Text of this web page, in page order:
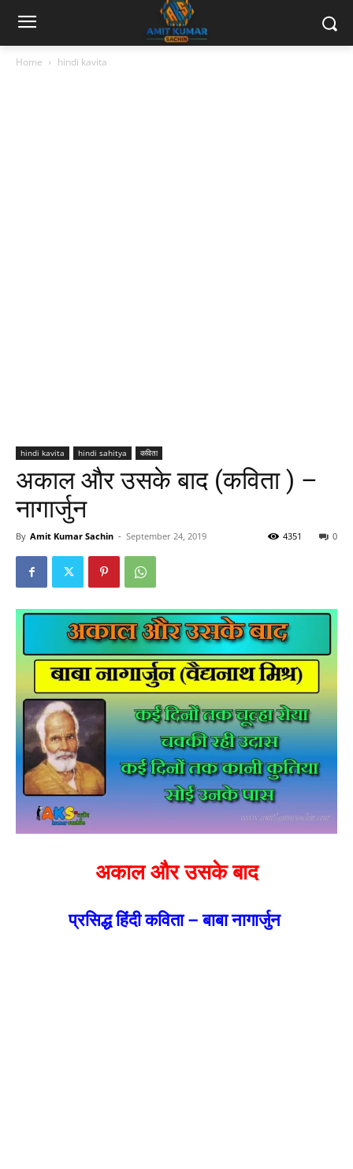
Home hindi kavita
hindi kavita hindi sahitya कविता
अकाल और उसके बाद (कविता ) –
नागार्जुन
By Amit Kumar Sachin - September 24, 2019 0
4351
अकाल और उसके बाद
प्रसिद्ध हिंदी कविता – बाबा नागार्जुन